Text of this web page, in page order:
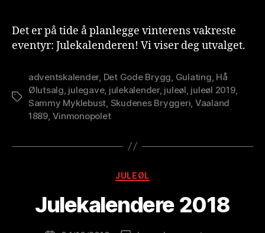
Det er på tide å planlegge vinterens vakreste
eventyr: Julekalenderen! Vi viser deg utvalget.
Stikkord
adventskalender, Det Gode Brygg Gulating Hå
Ølutsalg julegave, julekalender, juleøl juleøl 2019,
Sammy Myklebust Skudenes Bryggeri Vaaland
1889 Vinmonopolet
Kategorier
JULEØL
Julekalendere 2018
Innleggsforfatter
A
w